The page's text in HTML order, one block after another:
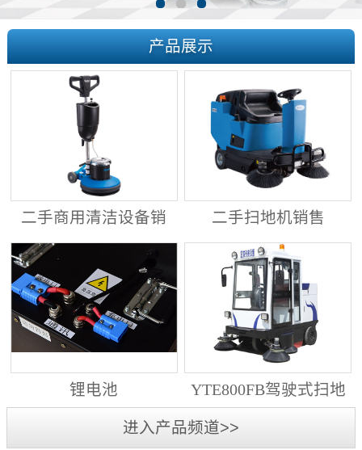
产品展示
二手商用清洁设备销
二手扫地机销售
锂电池
YTE800FB驾驶式扫地
进入产品频道>>